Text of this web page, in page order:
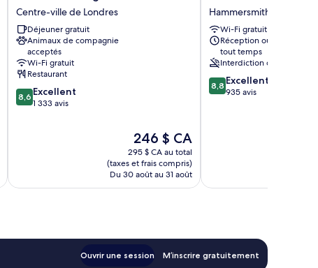
Marriott
London
Kensington
Centre-
ville
de
Londres
Centre-ville de Londres
Déjeuner gratuit
Animaux de compagnie
acceptés
Wi-Fi gratuit
Restaurant
8.6
sur
8,6 Excellent
1 333 avis
Le
prix
est
de
246 $ CA
246 $ CA
295 $ CA au total
(taxes et frais compris)
Du 30 août au 31 août
Hammersmith
-
Talgarth
Road
Hammersmith
et
Fulham
Hammersmith et Fulham
Wi-Fi gratuit
Réception ouverte en
tout temps
Interdiction de fumer
8.8
sur
8,8 Excellent
935 avis
Ouvrir une session M’inscrire gratuitement